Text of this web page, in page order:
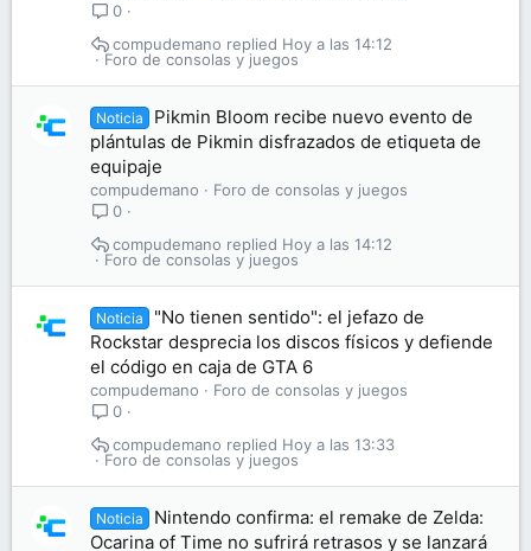
0
Foro de consolas y juegos
Hoy a las 14:12
compudemano
Noticia
Pikmin Bloom recibe nuevo evento de
plántulas de Pikmin disfrazados de etiqueta de
equipaje
compudemano
Foro de consolas y juegos
0
Foro de consolas y juegos
Hoy a las 14:12
compudemano
Noticia
"No tienen sentido": el jefazo de
Rockstar desprecia los discos físicos y defiende
el código en caja de GTA 6
compudemano
Foro de consolas y juegos
0
Foro de consolas y juegos
Hoy a las 13:33
compudemano
Noticia
Nintendo confirma: el remake de Zelda:
Ocarina of Time no sufrirá retrasos y se lanzará